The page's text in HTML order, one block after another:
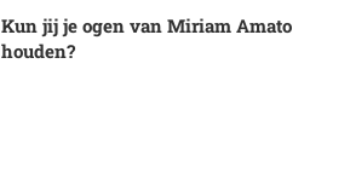
Kun jij je ogen van Miriam Amato
houden?